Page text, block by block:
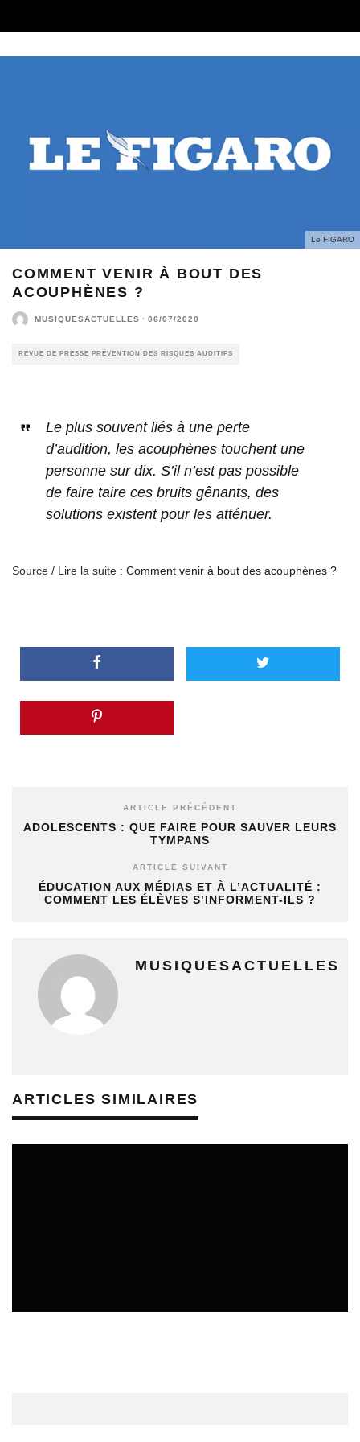
Le FIGARO
COMMENT VENIR À BOUT DES
ACOUPHÈNES ?
MUSIQUESACTUELLES · 06/07/2020
REVUE DE PRESSE PRÉVENTION DES RISQUES AUDITIFS
Le plus souvent liés à une perte
d’audition, les acouphènes touchent une
personne sur dix. S’il n’est pas possible
de faire taire ces bruits gênants, des
solutions existent pour les atténuer.
Source / Lire la suite : Comment venir à bout des acouphènes ?
ARTICLE PRÉCÉDENT
ADOLESCENTS : QUE FAIRE POUR SAUVER LEURS
TYMPANS
ARTICLE SUIVANT
ÉDUCATION AUX MÉDIAS ET À L’ACTUALITÉ :
COMMENT LES ÉLÈVES S’INFORMENT-ILS ?
MUSIQUESACTUELLES
ARTICLES SIMILAIRES